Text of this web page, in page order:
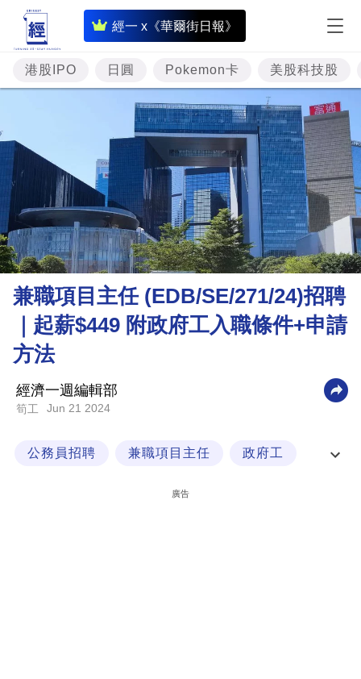
經一 x《華爾街日報》
即
時
財
經
題
投
資
樓
市
理
財
商
科
技
港股IPO 日圓 Pokemon卡 美股科技股
兼職項目主任 (EDB/SE/271/24)招聘
｜起薪$449 附政府工入職條件+申請
方法
經濟一週編輯部
筍工 Jun 21 2024
公務員招聘 兼職項目主任 政府工
廣告